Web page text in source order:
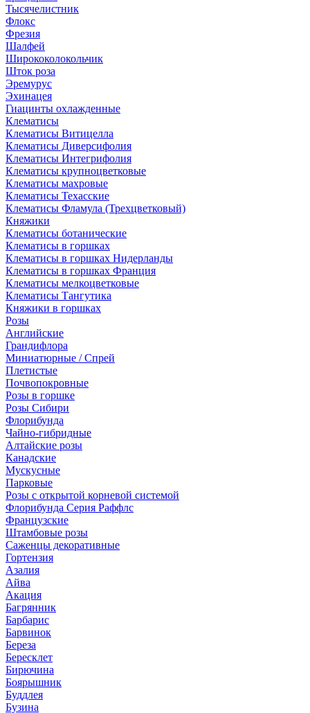
Тысячелистник
Флокс
Фрезия
Шалфей
Ширококолокольчик
Шток роза
Эремурус
Эхинацея
Гиацинты охлажденные
Клематисы
Клематисы Витицелла
Клематисы Диверсифолия
Клематисы Интегрифолия
Клематисы крупноцветковые
Клематисы махровые
Клематисы Техасские
Клематисы Фламула (Трехцветковый)
Княжики
Клематисы ботанические
Клематисы в горшках
Клематисы в горшках Нидерланды
Клематисы в горшках Франция
Клематисы мелкоцветковые
Клематисы Тангутика
Княжики в горшках
Розы
Английские
Грандифлора
Миниатюрные / Спрей
Плетистые
Почвопокровные
Розы в горшке
Розы Сибири
Флорибунда
Чайно-гибридные
Алтайские розы
Канадские
Мускусные
Парковые
Розы с открытой корневой системой
Флорибунда Серия Раффлс
Французские
Штамбовые розы
Саженцы декоративные
Гортензия
Азалия
Айва
Акация
Багрянник
Барбарис
Барвинок
Береза
Бересклет
Бирючина
Боярышник
Буддлея
Бузина